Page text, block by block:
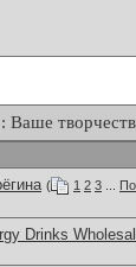
: Ваше
( 1 2 3
Drinks